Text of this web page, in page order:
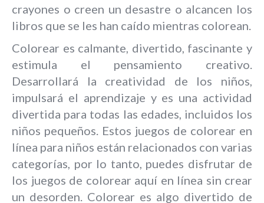
crayones o creen un desastre o alcancen los
libros que se les han caído mientras colorean.
Colorear es calmante, divertido, fascinante y
estimula el pensamiento creativo.
Desarrollará la creatividad de los niños,
impulsará el aprendizaje y es una actividad
divertida para todas las edades, incluidos los
niños pequeños. Estos juegos de colorear en
línea para niños están relacionados con varias
categorías, por lo tanto, puedes disfrutar de
los juegos de colorear aquí en línea sin crear
un desorden. Colorear es algo divertido de